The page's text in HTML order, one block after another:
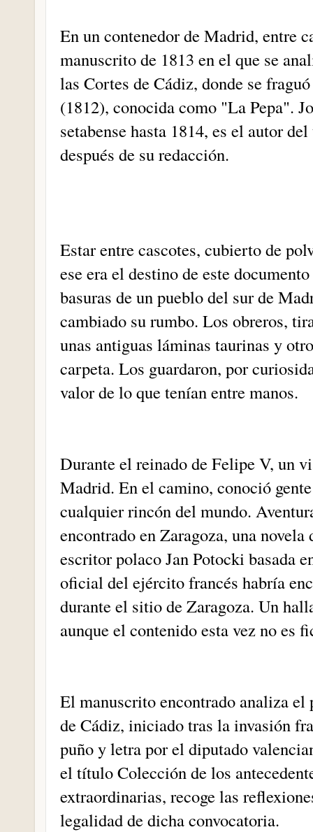
En un contenedor de Madrid, entre
manuscrito de 1813 en el que se
las Cortes de Cádiz, donde se
(1812), conocida como "La Pepa".
setabense hasta 1814, es el autor
después de su redacción.
Estar entre cascotes, cubierto de
ese era el destino de este
basuras de un pueblo del sur de
cambiado su rumbo. Los obreros,
unas antiguas láminas taurinas y
carpeta. Los guardaron, por
valor de lo que tenían entre manos.
Durante el reinado de Felipe V, un
Madrid. En el camino, conoció
cualquier rincón del mundo.
encontrado en Zaragoza, una
escritor polaco Jan Potocki basada
oficial del ejército francés habría
durante el sitio de Zaragoza. Un
aunque el contenido esta vez no es
El manuscrito encontrado analiza el
de Cádiz, iniciado tras la invasión
puño y letra por el diputado
el título Colección de los
extraordinarias, recoge las
legalidad de dicha convocatoria.